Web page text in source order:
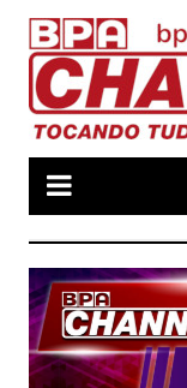
para
conteúdo